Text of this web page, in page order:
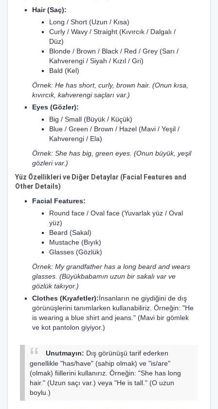
Hair (Saç):
Long / Short (Uzun / Kısa)
Curly / Wavy / Straight (Kıvırcık / Dalgalı /
Düz)
Blonde / Brown / Black / Red / Grey (Sarı /
Kahverengi / Siyah / Kızıl / Gri)
Bald (Kel)
Örnek: He has short, curly, brown hair. (Onun kısa,
kıvırcık, kahverengi saçları var.)
Eyes (Gözler):
Big / Small (Büyük / Küçük)
Blue / Green / Brown / Hazel (Mavi / Yeşil /
Kahverengi / Ela)
Örnek: She has big, green eyes. (Onun büyük, yeşil
gözleri var.)
Yüz Özellikleri ve Diğer Detaylar (Facial Features and
Other Details)
Facial Features:
Round face / Oval face (Yuvarlak yüz / Oval
yüz)
Beard (Sakal)
Mustache (Bıyık)
Glasses (Gözlük)
Örnek: My grandfather has a long beard and wears
glasses. (Büyükbabamın uzun bir sakalı var ve
gözlük takıyor.)
Clothes (Kıyafetler):İnsanların ne giydiğini de dış
görünüşlerini tanımlarken kullanabiliriz. Örneğin: "He
is wearing a blue shirt and jeans." (Mavi bir gömlek
ve kot pantolon giyiyor.)
Unutmayın: Dış görünüşü tarif ederken
genellikle "has/have" (sahip olmak) ve "is/are"
(olmak) fiillerini kullanırız. Örneğin: "She has long
hair." (Uzun saçı var.) veya "He is tall." (O uzun
boylu.)